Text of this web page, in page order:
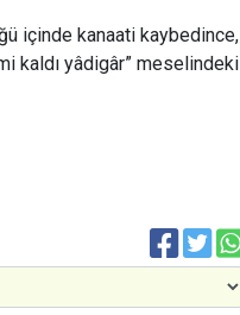
kanaati kaybedince,
kaldı yâdigâr” meselindeki